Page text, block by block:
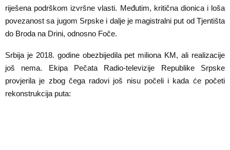
M
E
N
U
riješena podrškom izvršne vlasti. Međutim, kritična dionica i loša
povezanost sa jugom Srpske i dalje je magistralni put od Tjentišta
do Broda na Drini, odnosno Foče.
Srbija je 2018. godine obezbijedila pet miliona KM, ali realizacije
još nema. Ekipa Pečata Radio-televizije Republike Srpske
provjerila je zbog čega radovi još nisu počeli i kada će početi
rekonstrukcija puta: